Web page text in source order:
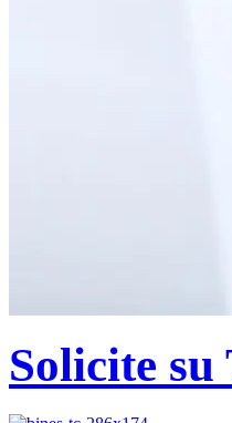
Solicite su